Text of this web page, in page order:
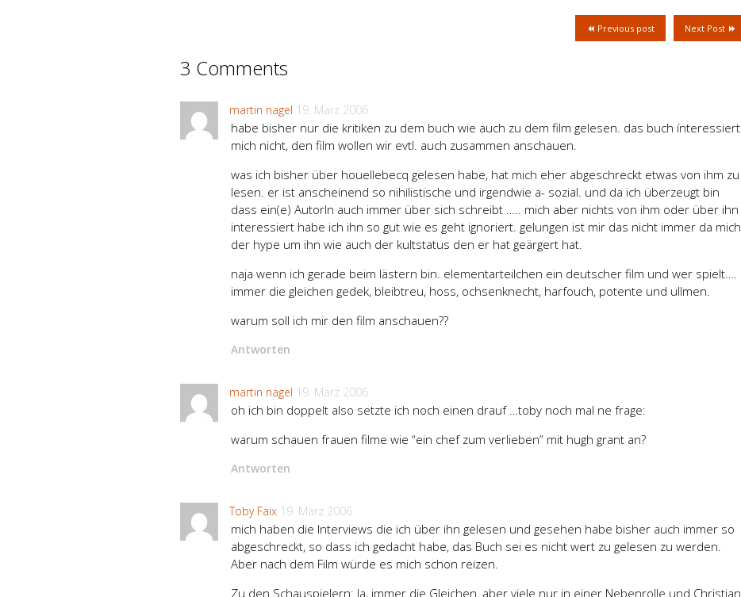
Next Post
Previous post
3 Comments
martin nagel 19. März 2006
habe bisher nur die kritiken zu dem buch wie auch zu dem film gelesen. das buch ínteressiert
mich nicht, den film wollen wir evtl. auch zusammen anschauen.
was ich bisher über houellebecq gelesen habe, hat mich eher abgeschreckt etwas von ihm zu
lesen. er ist anscheinend so nihilistische und irgendwie a- sozial. und da ich überzeugt bin
dass ein(e) AutorIn auch immer über sich schreibt ….. mich aber nichts von ihm oder über ihn
interessiert habe ich ihn so gut wie es geht ignoriert. gelungen ist mir das nicht immer da mich
der hype um ihn wie auch der kultstatus den er hat geärgert hat.
naja wenn ich gerade beim lästern bin. elementarteilchen ein deutscher film und wer spielt….
immer die gleichen gedek, bleibtreu, hoss, ochsenknecht, harfouch, potente und ullmen.
warum soll ich mir den film anschauen??
Antworten
martin nagel 19. März 2006
oh ich bin doppelt also setzte ich noch einen drauf …toby noch mal ne frage:
warum schauen frauen filme wie “ein chef zum verlieben” mit hugh grant an?
Antworten
Toby Faix 19. März 2006
mich haben die Interviews die ich über ihn gelesen und gesehen habe bisher auch immer so
abgeschreckt, so dass ich gedacht habe, das Buch sei es nicht wert zu gelesen zu werden.
Aber nach dem Film würde es mich schon reizen.
Zu den Schauspielern: Ja, immer die Gleichen, aber viele nur in einer Nebenrolle und Christian